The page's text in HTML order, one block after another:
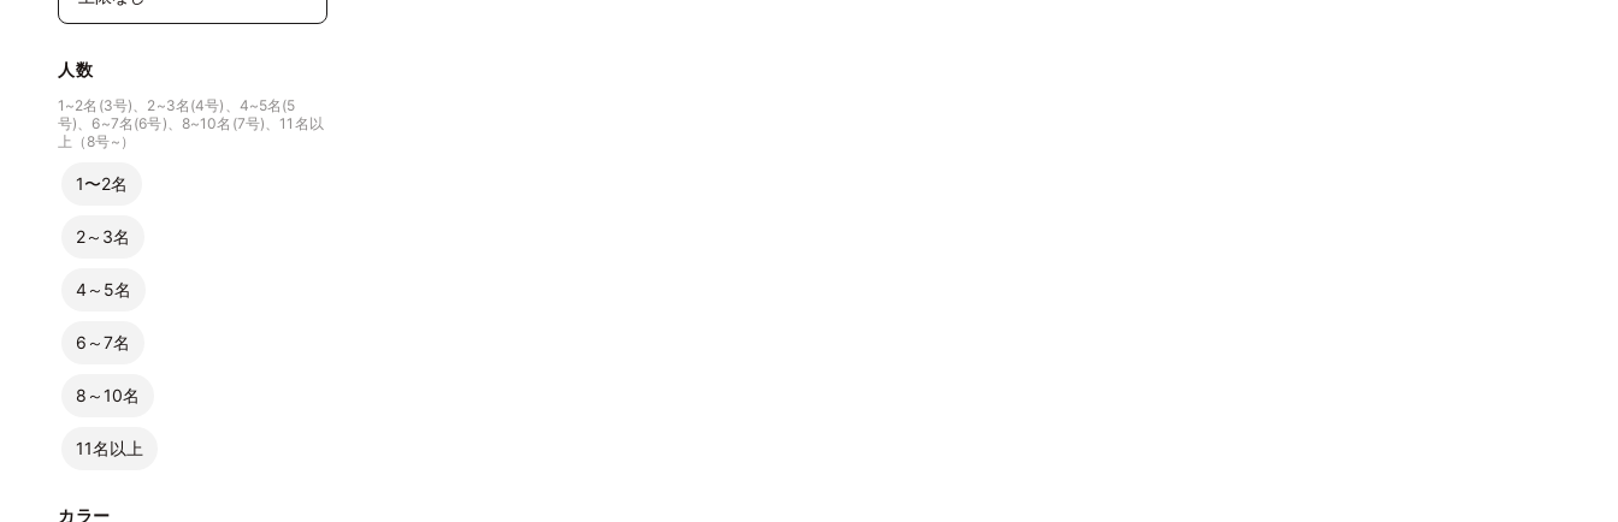
人数
1~2名(3号)、2~3名(4号)、4~5名(5
号)、6~7名(6号)、8~10名(7号)、11名以
上（8号~）
1〜2名
2～3名
4～5名
6～7名
8～10名
11名以上
カラー